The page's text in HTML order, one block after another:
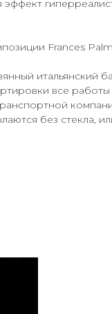
эффект
Frances
итальянский
все работы
без стекла,